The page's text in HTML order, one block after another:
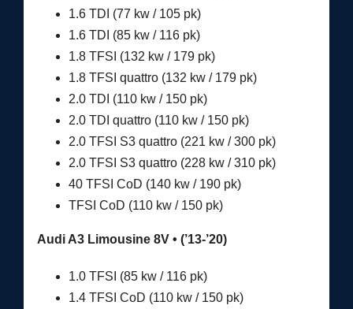
1.6 TDI (77 kw / 105 pk)
1.6 TDI (85 kw / 116 pk)
1.8 TFSI (132 kw / 179 pk)
1.8 TFSI quattro (132 kw / 179 pk)
2.0 TDI (110 kw / 150 pk)
2.0 TDI quattro (110 kw / 150 pk)
2.0 TFSI S3 quattro (221 kw / 300 pk)
2.0 TFSI S3 quattro (228 kw / 310 pk)
40 TFSI CoD (140 kw / 190 pk)
TFSI CoD (110 kw / 150 pk)
Audi A3 Limousine 8V • (’13-’20)
1.0 TFSI (85 kw / 116 pk)
1.4 TFSI CoD (110 kw / 150 pk)